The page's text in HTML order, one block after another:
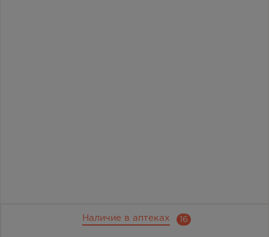
Наличие в аптеках 16